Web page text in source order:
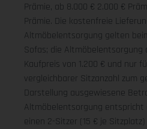
Prämie, ab 8.000 € 2.000 €
Prämie. Die kostenfreie
Altmöbelentsorgung gelten
Sofas; die Altmöbelentsorgung
Kaufpreis von 1.200 € und nur
vergleichbarer Sitzanzahl zum
Darstellung ausgewiesene
Altmöbelentsorgung entspricht
einen 2-Sitzer (15 € je